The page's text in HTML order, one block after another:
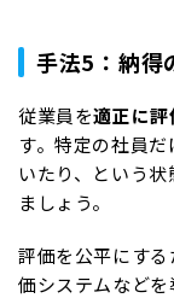
手法5：納得
従業員を適正に評
す。特定の社員
いたり、という
ましょう。
評価を公平にす
価システムなど